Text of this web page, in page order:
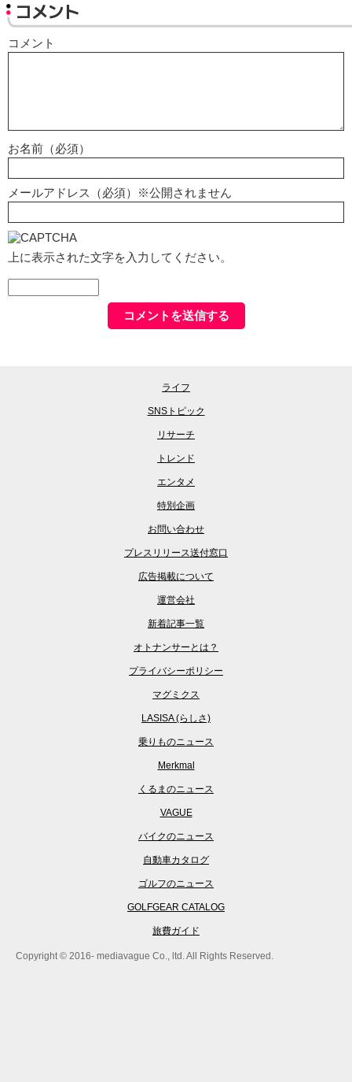
コメント
コメント
お名前（必須）
メールアドレス（必須）※公開されません
上に表示された文字を入力してください。
ライフ
SNSトピック
リサーチ
トレンド
エンタメ
特別企画
お問い合わせ
プレスリリース送付窓口
広告掲載について
運営会社
新着記事一覧
オトナンサーとは？
プライバシーポリシー
マグミクス
LASISA (らしさ)
乗りものニュース
Merkmal
くるまのニュース
VAGUE
バイクのニュース
自動車カタログ
ゴルフのニュース
GOLFGEAR CATALOG
旅費ガイド
Copyright © 2016- mediavague Co., ltd. All Rights Reserved.